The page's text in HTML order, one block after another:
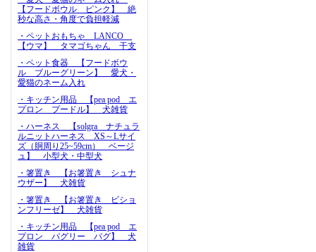
【フードボウル ピンク】 絶
秒な高さ・角度で負担軽減
・ペットおもちゃ LANCO
【ウマ】 タマゴちゃん 干支
・ペット食器 【フードボウ
ル ブルーグリーン】 愛犬・
愛猫のネーム入れ
・キッチン用品 【pea pod エ
プロン プードル】 犬雑貨
・ハーネス 【solgra ナチュラ
ルニットハーネス XS～Lサイ
ズ（胴周り25~59cm） ベージ
ュ】 小型犬・中型犬
・箸置き 【お箸置き シュナ
ウザー】 犬雑貨
・箸置き 【お箸置き ビショ
ンフリーゼ】 犬雑貨
・キッチン用品 【pea pod エ
プロン パグリー パグ】 犬
雑貨